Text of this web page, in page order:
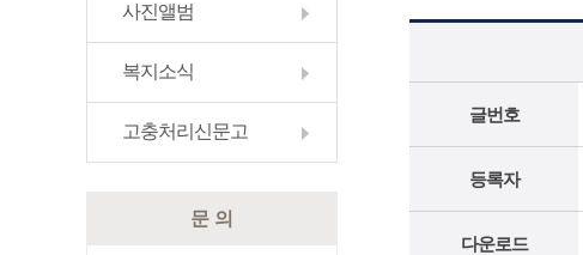
사진앨범
복지소식
고충처리신문고
문 의
글번호
등록자
다운로드